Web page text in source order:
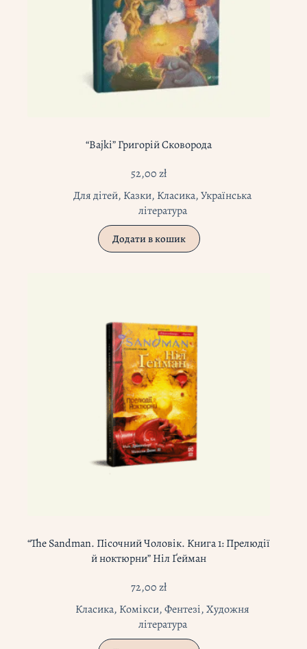
“Bajki” Григорій Сковорода
52,00zł
Для дітей, Казки, Класика,Українська
література
Додати в кошик
“The Sandman. Пісочний Чоловік. Книга 1: Прелюдії
й ноктюрни” Ніл Ґейман
72,00zł
Класика, Комікси,Фентезі,Художня
література